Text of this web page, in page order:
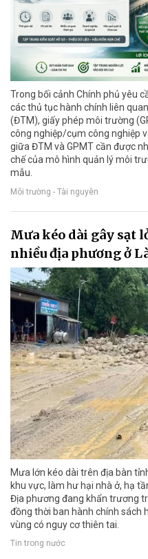
Trong bối cảnh Chính phủ yêu
các thủ tục hành chính liên
(ĐTM), giấy phép môi trường
công nghiệp/cụm công nghiệp
giữa ĐTM và GPMT cần được
chế của mô hình quản lý môi
mẫu.
Môi trường - Tài nguyên
Mưa kéo dài gây sạt
nhiều địa phương ở
Mưa lớn kéo dài trên địa bàn
khu vực, làm hư hại nhà ở, hạ
Địa phương đang khẩn trương
đồng thời ban hành chính sách
vùng có nguy cơ thiên tai.
Tin trong nước